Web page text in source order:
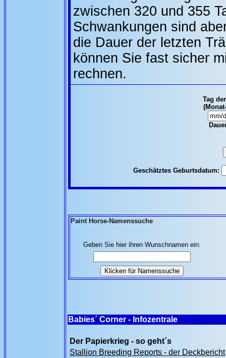
zwischen 320 und 355
Schwankungen sind
die Dauer der letzten
können Sie fast sicher
rechnen.
Tag
Geschätztes Geburtsdatum:
Paint Horse-Namenssuche
Geben Sie hier ihren Wunschnamen ein:
Babies´ Corner - Infozentrale
Der Papierkrieg - so geht´s
Stallion Breeding Reports - der Deckbericht